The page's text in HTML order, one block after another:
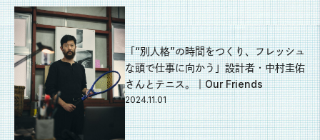
「“別人格”の時間をつくり、フレッシュ
な頭で仕事に向かう」設計者・中村圭佑
さんとテニス。｜Our Friends
2024.11.01